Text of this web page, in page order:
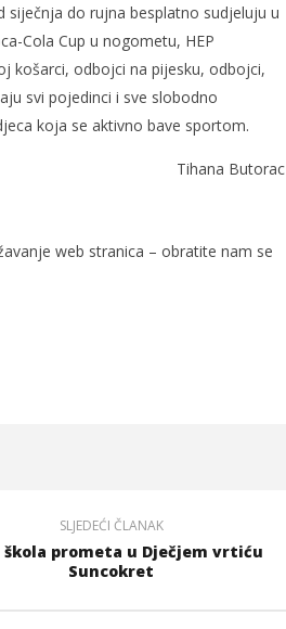
siječnja do rujna besplatno sudjeluju u
Cola Cup u nogometu, HEP
košarci, odbojci na pijesku, odbojci,
svi pojedinci i sve slobodno
koja se aktivno bave sportom.
Tihana Butorac
web stranica – obratite nam se
SLJEDEĆI ČLANAK
škola prometa u Dječjem vrtiću
Suncokret